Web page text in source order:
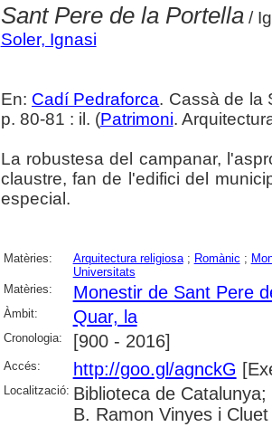
Sant Pere de la Portella/
Soler, Ignasi
En: Cadí Pedraforca. Cassà de la
p. 80-81 : il. (Patrimoni.
La robustesa del campanar,
claustre, fan de l'edifici del
especial.
Matèries: Arquitectura religiosa; Romànic ;
Universitats
Matèries:
Monestir de Sant Pere
Àmbit: Quar, la
Cronologia: [900 - 2016]
Accés: http://goo.gl/agnckG
Localització: Biblioteca de
B. Ramon Vinyes i